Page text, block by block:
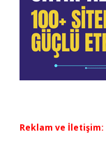
Reklam ve İletişim: